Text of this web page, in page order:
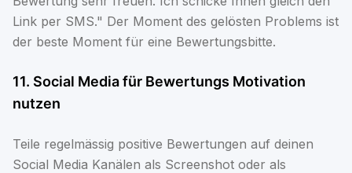
Link per SMS." Der Moment des gelösten Problems ist
der beste Moment für eine Bewertungsbitte.
11. Social Media für Bewertungs Motivation
nutzen
Teile regelmässig positive Bewertungen auf deinen
Social Media Kanälen als Screenshot oder als